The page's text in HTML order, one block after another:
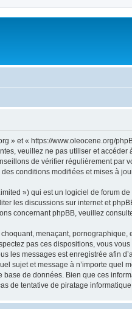
» et « https://www.oleocene.org/
veuillez ne pas utiliser et
de vérifier régulièrement par
conditions modifiées et mises à
») qui est un logiciel de forum
les discussions sur internet et
concernant phpBB, veuillez
menaçant,
pas ces dispositions, vous
les messages est enregistrée afin
sujet et message à n’importe quel
de données. Bien que ces
de tentative de piratage